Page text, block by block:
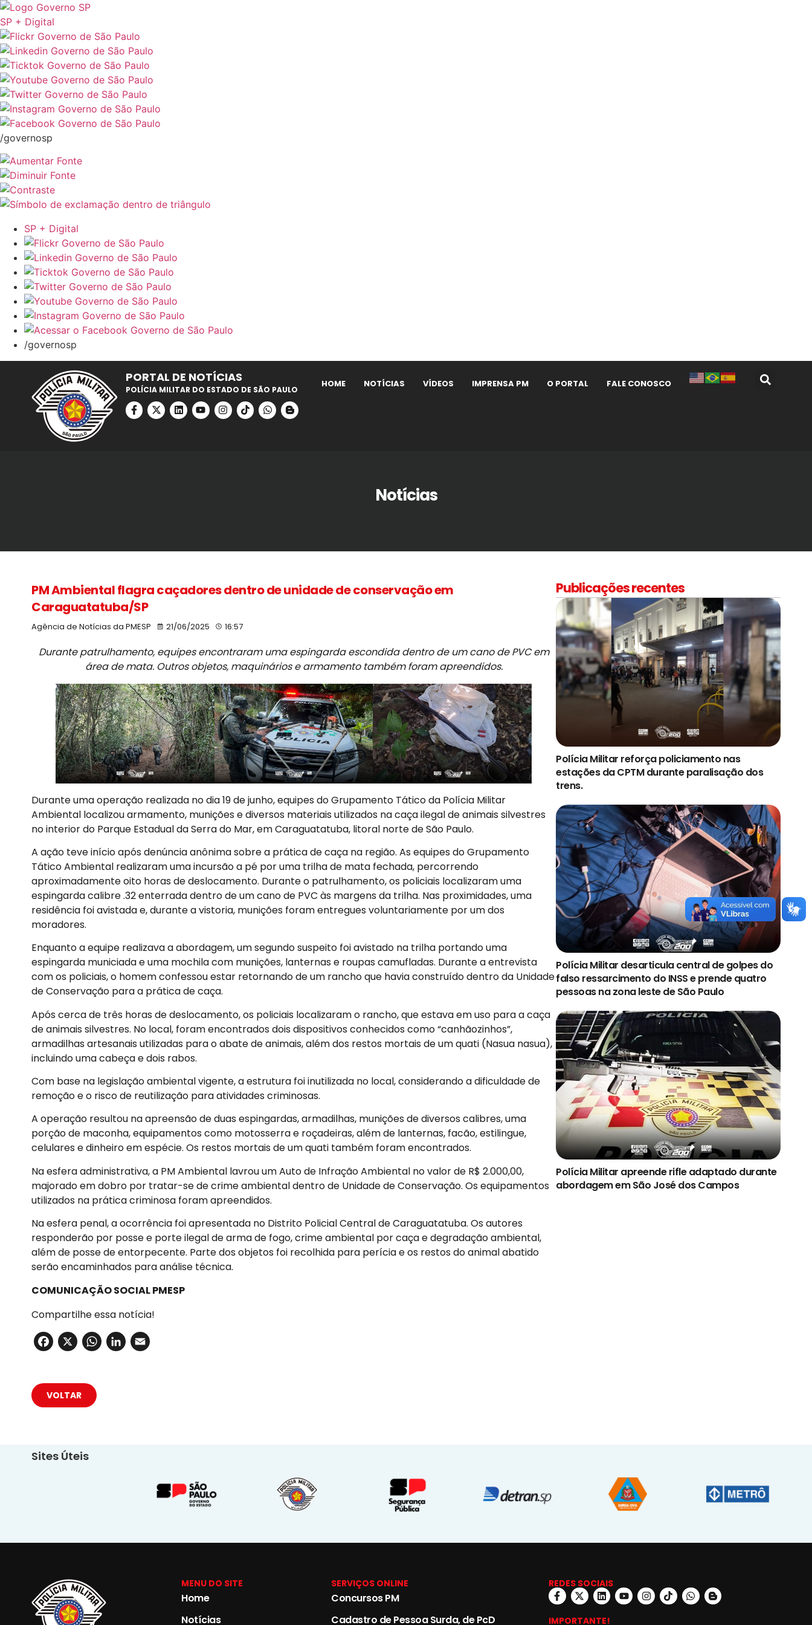
SP + Digital
/governosp
SP + Digital
/governosp
PORTAL DE NOTÍCIAS
POLÍCIA MILITAR DO ESTADO DE SÃO PAULO
HOME NOTÍCIAS VÍDEOS IMPRENSA PM O PORTAL FALE CONOSCO
Notícias
PM Ambiental flagra caçadores dentro de unidade de conservação em
Caraguatatuba/SP
Agência de Notícias da PMESP 21/06/2025 16:57
Durante patrulhamento, equipes encontraram uma espingarda escondida dentro de um cano de PVC em
área de mata. Outros objetos, maquinários e armamento também foram apreendidos.
Durante uma operação realizada no dia 19 de junho, equipes do Grupamento Tático da Polícia Militar
Ambiental localizou armamento, munições e diversos materiais utilizados na caça ilegal de animais silvestres
no interior do Parque Estadual da Serra do Mar, em Caraguatatuba, litoral norte de São Paulo.
A ação teve início após denúncia anônima sobre a prática de caça na região. As equipes do Grupamento
Tático Ambiental realizaram uma incursão a pé por uma trilha de mata fechada, percorrendo
aproximadamente oito horas de deslocamento. Durante o patrulhamento, os policiais localizaram uma
espingarda calibre .32 enterrada dentro de um cano de PVC às margens da trilha. Nas proximidades, uma
residência foi avistada e, durante a vistoria, munições foram entregues voluntariamente por um dos
moradores.
Enquanto a equipe realizava a abordagem, um segundo suspeito foi avistado na trilha portando uma
espingarda municiada e uma mochila com munições, lanternas e roupas camufladas. Durante a entrevista
com os policiais, o homem confessou estar retornando de um rancho que havia construído dentro da Unidade
de Conservação para a prática de caça.
Após cerca de três horas de deslocamento, os policiais localizaram o rancho, que estava em uso para a caça
de animais silvestres. No local, foram encontrados dois dispositivos conhecidos como “canhãozinhos”,
armadilhas artesanais utilizadas para o abate de animais, além dos restos mortais de um quati (Nasua nasua),
incluindo uma cabeça e dois rabos.
Com base na legislação ambiental vigente, a estrutura foi inutilizada no local, considerando a dificuldade de
remoção e o risco de reutilização para atividades criminosas.
A operação resultou na apreensão de duas espingardas, armadilhas, munições de diversos calibres, uma
porção de maconha, equipamentos como motosserra e roçadeiras, além de lanternas, facão, estilingue,
celulares e dinheiro em espécie. Os restos mortais de um quati também foram encontrados.
Na esfera administrativa, a PM Ambiental lavrou um Auto de Infração Ambiental no valor de R$ 2.000,00,
majorado em dobro por tratar-se de crime ambiental dentro de Unidade de Conservação. Os equipamentos
utilizados na prática criminosa foram apreendidos.
Na esfera penal, a ocorrência foi apresentada no Distrito Policial Central de Caraguatatuba. Os autores
responderão por posse e porte ilegal de arma de fogo, crime ambiental por caça e degradação ambiental,
além de posse de entorpecente. Parte dos objetos foi recolhida para perícia e os restos do animal abatido
serão encaminhados para análise técnica.
COMUNICAÇÃO SOCIAL PMESP
Compartilhe essa notícia!
Facebook
X WhatsApp
LinkedIn
Publicações recentes
Polícia Militar reforça policiamento nas
estações da CPTM durante paralisação dos
trens.
Polícia Militar desarticula central de golpes do
falso ressarcimento do INSS e prende quatro
pessoas na zona leste de São Paulo
Polícia Militar apreende rifle adaptado durante
abordagem em São José dos Campos
VOLTAR
Sites Úteis
MENU DO SITE
Home
Notícias
SERVIÇOS ONLINE
Concursos PM
Cadastro de Pessoa Surda, de PcD
REDES SOCIAIS
IMPORTANTE!